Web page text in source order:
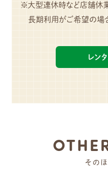
大型連休時など店舗休
長期利用がご希望の場
レン
その